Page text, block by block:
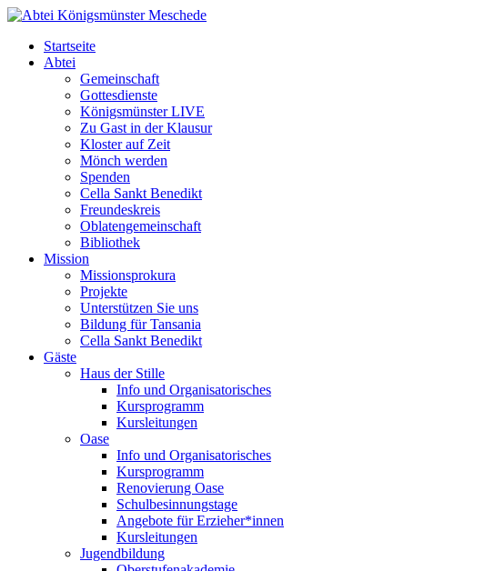
Startseite
Abtei
Gemeinschaft
Gottesdienste
Königsmünster LIVE
Zu Gast in der Klausur
Kloster auf Zeit
Mönch werden
Spenden
Cella Sankt Benedikt
Freundeskreis
Oblatengemeinschaft
Bibliothek
Mission
Missionsprokura
Projekte
Unterstützen Sie uns
Bildung für Tansania
Cella Sankt Benedikt
Gäste
Haus der Stille
Info und Organisatorisches
Kursprogramm
Kursleitungen
Oase
Info und Organisatorisches
Kursprogramm
Renovierung Oase
Schulbesinnungstage
Angebote für Erzieher*innen
Kursleitungen
Jugendbildung